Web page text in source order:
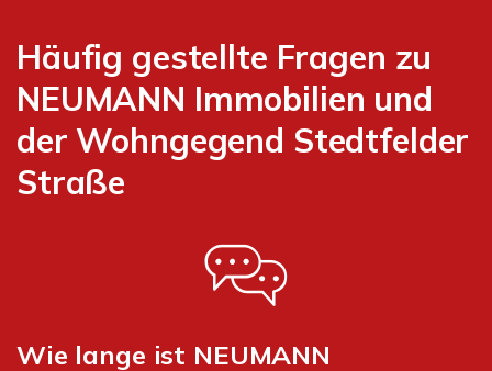
Häufig gestellte Fragen zu
NEUMANN Immobilien und
der Wohngegend Stedtfelder
Straße
Wie lange ist NEUMANN